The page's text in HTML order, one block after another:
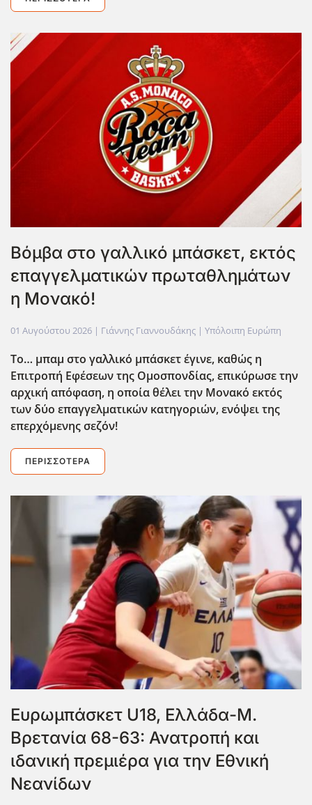
Βόμβα στο γαλλικό μπάσκετ, εκτός
επαγγελματικών πρωταθλημάτων
η Μονακό!
01 Αυγούστου 2026 | Γιάννης Γιαννουδάκης | Υπόλοιπη Ευρώπη
Το… μπαμ στο γαλλικό μπάσκετ έγινε, καθώς η
Επιτροπή Εφέσεων της Ομοσπονδίας, επικύρωσε την
αρχική απόφαση, η οποία θέλει την Μονακό εκτός
των δύο επαγγελματικών κατηγοριών, ενόψει της
επερχόμενης σεζόν!
ΠΕΡΙΣΣΌΤΕΡΑ
Ευρωμπάσκετ U18, Ελλάδα-Μ.
Βρετανία 68-63: Ανατροπή και
ιδανική πρεμιέρα για την Εθνική
Νεανίδων